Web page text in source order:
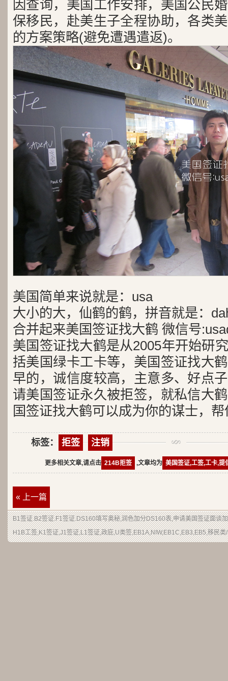
因查询，美国工作安排，美国公民
保移民，赴美生子全程协助，各类
的方案策略(避免遭遇遣返)。
美国简单来说就是：usa
大小的大，仙鹤的鹤，拼音就是：
合并起来美国签证找大鹤 微信号
美国签证找大鹤是从2005年开始研
括美国绿卡工卡等，美国签证找大
早的，诚信度较高，主意多、好点
请美国签证永久被拒签，就私信大
国签证找大鹤可以成为你的谋士，
标签： 拒签 注销
更多相关文章,请点击 214B拒签 ,文章均为 美国签证,工签,工卡,
« 上一篇
B1签证.B2签证.F1签证.DS160填写奥秘,润色加分DS160表,申请美国签证面谈
H1B工签,K1签证,J1签证,L1签证,政庇,U类签,EB1A,NIW,EB1C,EB3,EB5,移民